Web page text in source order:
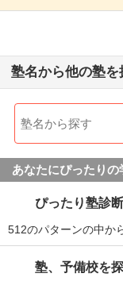
塾名から他の塾を
あなたにぴったり
ぴったり塾診
512のパターンの中か
塾、予備校を